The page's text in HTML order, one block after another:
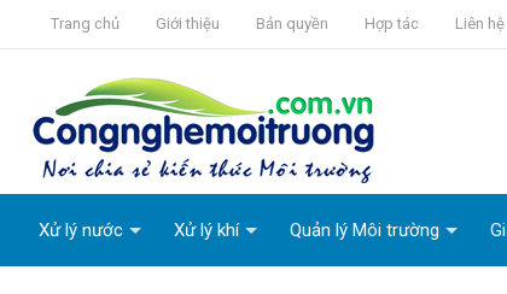
Trang chủ Giới thiệu Bản quyền Hợp tác Liên hệ
Xử lý nước Xử lý khí Quản lý Môi trường